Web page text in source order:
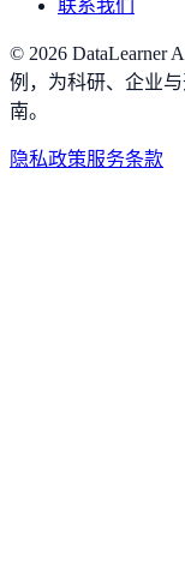
联系我们
© 2026 DataLearner
例，为科研、企业
南。
隐私政策服务条款